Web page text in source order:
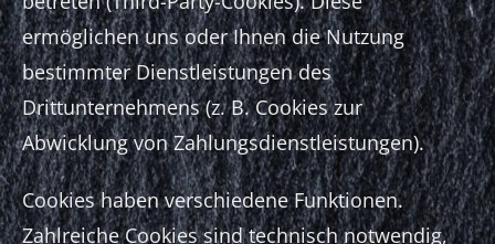
ermöglichen uns oder Ihnen die Nutzung
bestimmter Dienstleistungen des
Drittunternehmens (z. B. Cookies zur
Abwicklung von Zahlungsdienstleistungen).
Cookies haben verschiedene Funktionen.
Zahlreiche Cookies sind technisch notwendig,